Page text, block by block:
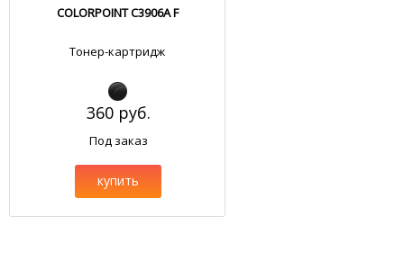
COLORPOINT C3906A F
Тонер-картридж
360 руб.
Под заказ
купить